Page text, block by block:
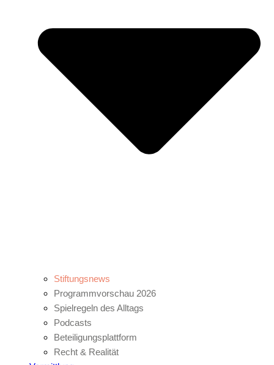
Stiftungsnews
Programmvorschau 2026
Spielregeln des Alltags
Podcasts
Beteiligungsplattform
Recht & Realität